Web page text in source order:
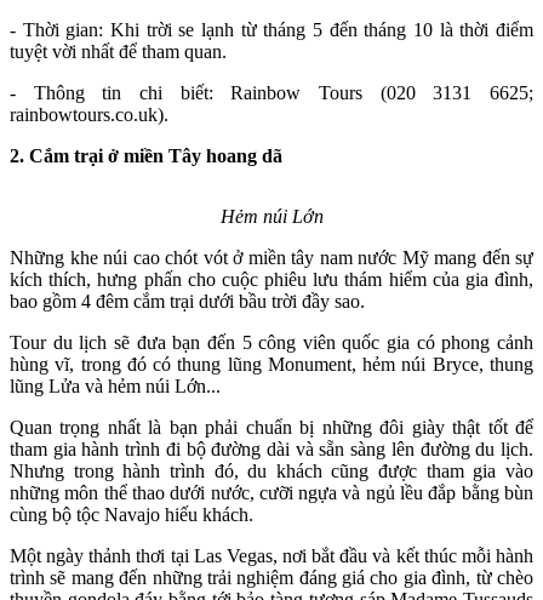
- Thời gian: Khi trời se lạnh từ tháng 5 đến tháng 10 là thời điểm
tuyệt vời nhất để tham quan.
- Thông tin chi biết: Rainbow Tours (020 3131 6625;
rainbowtours.co.uk).
2. Cắm trại ở miền Tây hoang dã
Hẻm núi Lớn
Những khe núi cao chót vót ở miền tây nam nước Mỹ mang đến sự
kích thích, hưng phấn cho cuộc phiêu lưu thám hiểm của gia đình,
bao gồm 4 đêm cắm trại dưới bầu trời đầy sao.
Tour du lịch sẽ đưa bạn đến 5 công viên quốc gia có phong cảnh
hùng vĩ, trong đó có thung lũng Monument, hẻm núi Bryce, thung
lũng Lửa và hẻm núi Lớn...
Quan trọng nhất là bạn phải chuẩn bị những đôi giày thật tốt để
tham gia hành trình đi bộ đường dài và sẵn sàng lên đường du lịch.
Nhưng trong hành trình đó, du khách cũng được tham gia vào
những môn thể thao dưới nước, cưỡi ngựa và ngủ lều đắp bằng bùn
cùng bộ tộc Navajo hiếu khách.
Một ngày thảnh thơi tại Las Vegas, nơi bắt đầu và kết thúc mỗi hành
trình sẽ mang đến những trải nghiệm đáng giá cho gia đình, từ chèo